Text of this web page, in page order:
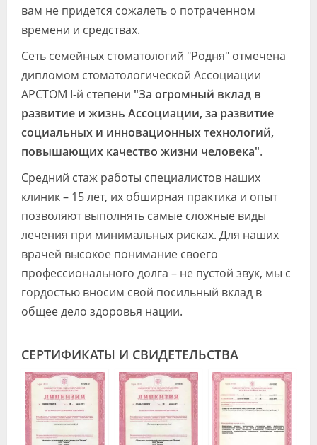
вам не придется сожалеть о потраченном
времени и средствах.
Сеть семейных стоматологий "Родня" отмечена
дипломом стоматологической Ассоциации
АРСТОМ I-й степени "За огромный вклад в
развитие и жизнь Ассоциации, за развитие
социальных и инновационных технологий,
повышающих качество жизни человека".
Средний стаж работы специалистов наших
клиник – 15 лет, их обширная практика и опыт
позволяют выполнять самые сложные виды
лечения при минимальных рисках. Для наших
врачей высокое понимание своего
профессионального долга – не пустой звук, мы с
гордостью вносим свой посильный вклад в
общее дело здоровья нации.
СЕРТИФИКАТЫ И СВИДЕТЕЛЬСТВА